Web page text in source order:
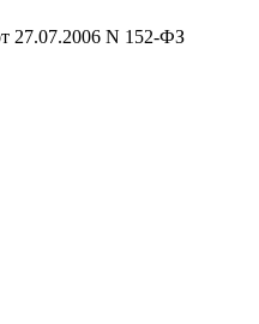
27.07.2006 N 152-ФЗ